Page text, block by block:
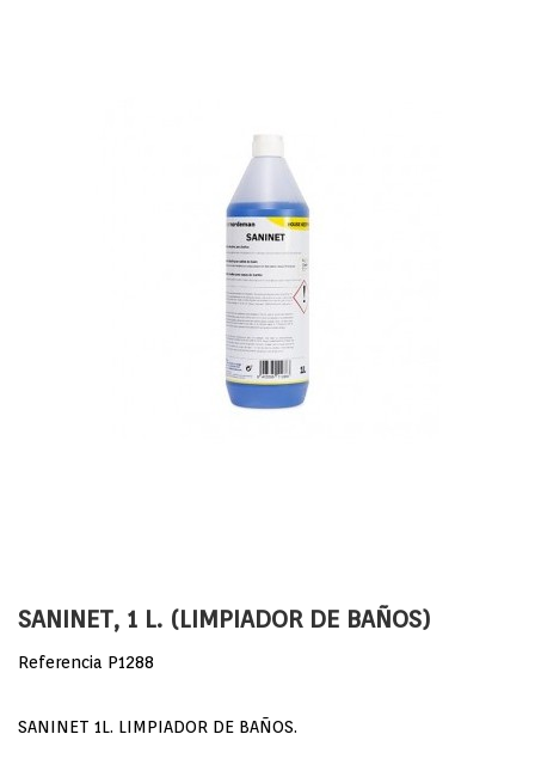
SANINET, 1 L. (LIMPIADOR DE BAÑOS)
Referencia P1288
SANINET 1L. LIMPIADOR DE BAÑOS.